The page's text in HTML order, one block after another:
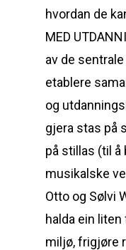
hvordan de
MED
av de
etablere
og
gjera stas på
på stillas (til å
musikalske
Otto og Sølvi
halda ein
miljø, frigjøre